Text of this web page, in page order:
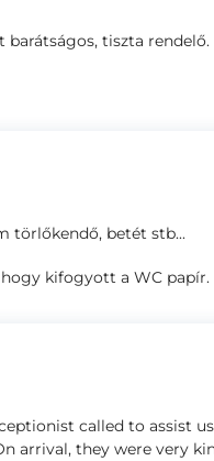
barátságos, tiszta rendelő.
törlőkendő, betét stb...
kifogyott a WC papír.
called to assist
arrival, they were very